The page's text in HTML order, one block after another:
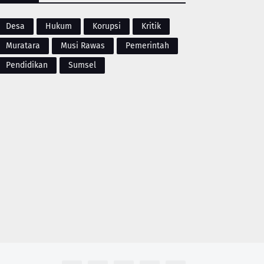
Desa Hukum Korupsi
Kritik
Muratara
Musi Rawas
Pemerintah
Pendidikan
Sumsel